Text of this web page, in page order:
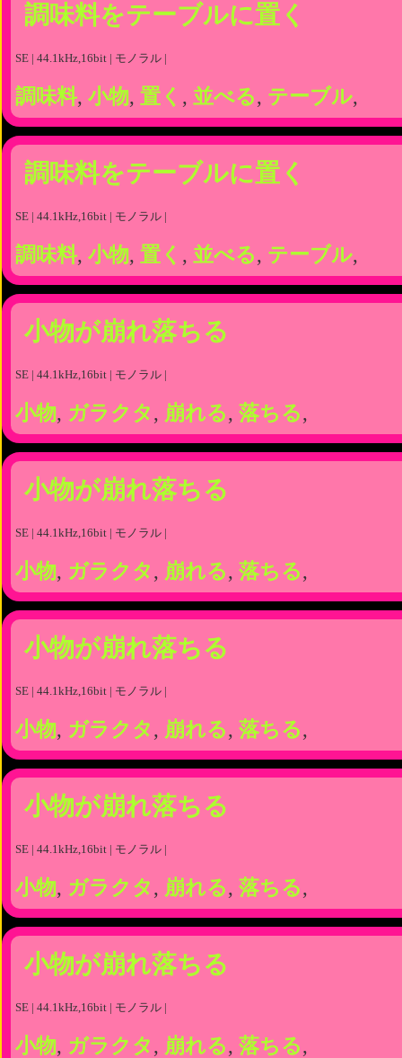
調味料をテーブルに置く
SE | 44.1kHz,16bit | モノラル |
調味料, 小物, 置く , 並べる, テーブル,
調味料をテーブルに置く
SE | 44.1kHz,16bit | モノラル |
調味料, 小物, 置く , 並べる, テーブル,
小物が崩れ落ちる
SE | 44.1kHz,16bit | モノラル |
小物, ガラクタ , 崩れる, 落ちる,
小物が崩れ落ちる
SE | 44.1kHz,16bit | モノラル |
小物, ガラクタ , 崩れる, 落ちる,
小物が崩れ落ちる
SE | 44.1kHz,16bit | モノラル |
小物, ガラクタ , 崩れる, 落ちる,
小物が崩れ落ちる
SE | 44.1kHz,16bit | モノラル |
小物, ガラクタ , 崩れる, 落ちる,
小物が崩れ落ちる
SE | 44.1kHz,16bit | モノラル |
小物, ガラクタ , 崩れる, 落ちる,